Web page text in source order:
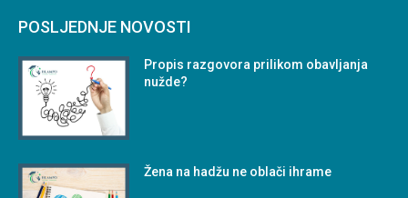
POSLJEDNJE NOVOSTI
Propis razgovora prilikom obavljanja
nužde?
Žena na hadžu ne oblači ihrame